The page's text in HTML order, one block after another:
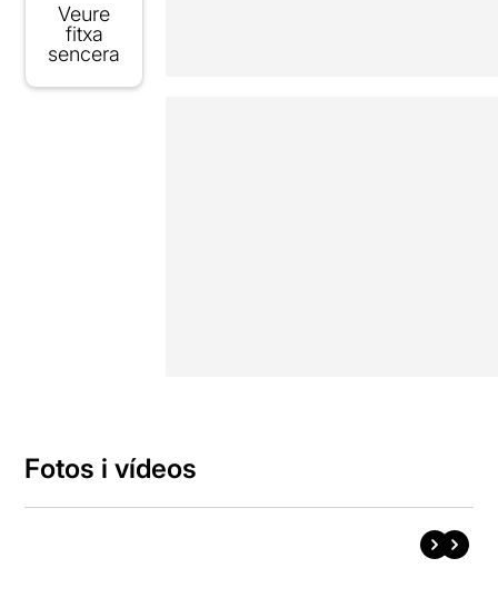
Veure
fitxa
sencera
Fotos i vídeos